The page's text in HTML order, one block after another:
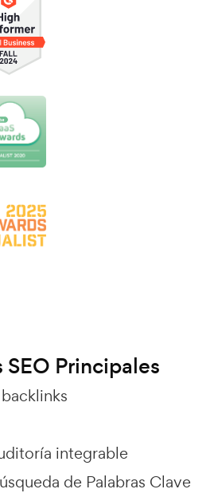
Principales
integrable
de Palabras Clave